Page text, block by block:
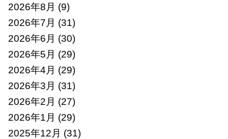
2026年8月 (9)
2026年7月 (31)
2026年6月 (30)
2026年5月 (29)
2026年4月 (29)
2026年3月 (31)
2026年2月 (27)
2026年1月 (29)
2025年12月 (31)